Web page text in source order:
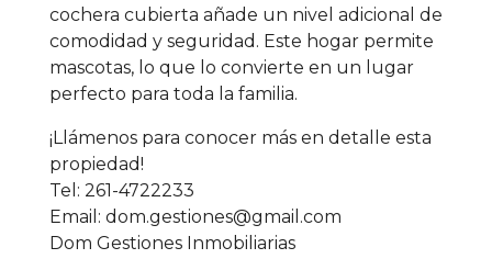
cochera cubierta añade un nivel adicional de
comodidad y seguridad. Este hogar permite
mascotas, lo que lo convierte en un lugar
perfecto para toda la familia.
¡Llámenos para conocer más en detalle esta
propiedad!
Tel: 261-4722233
Email: dom.gestiones@gmail.com
Dom Gestiones Inmobiliarias